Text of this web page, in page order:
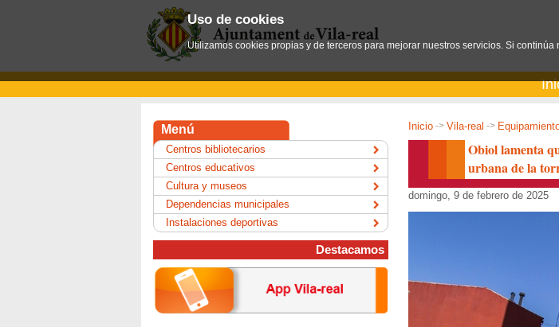
Inicio -> Vila-real ->
Obiol lamenta
urbana de la
domingo, 9 de febrero de 2025
Menú
Centros bibliotecarios
Centros educativos
Cultura y museos
Dependencias municipales
Instalaciones deportivas
Destacamos
Uso de cookies
Utilizamos cookies propias y de terceros para mejorar nuestros servicios. Si